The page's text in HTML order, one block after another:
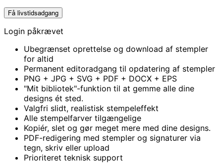
Få livstidsadgang
Login påkrævet
Ubegrænset oprettelse og download af stempler
for altid
Permanent editoradgang til opdatering af stempler
PNG + JPG + SVG + PDF + DOCX + EPS
"Mit bibliotek"-funktion til at gemme alle dine
designs ét sted.
Valgfri slidt, realistisk stempeleffekt
Alle stempelfarver tilgængelige
Kopiér, slet og gør meget mere med dine designs.
PDF-redigering med stempler og signaturer via
tegn, skriv eller upload
Prioriteret teknisk support